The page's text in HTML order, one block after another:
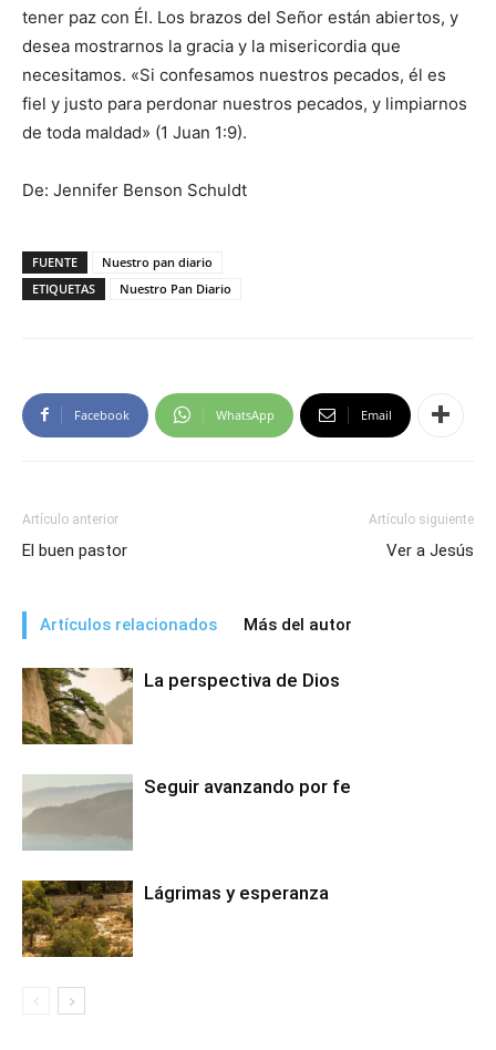
tener paz con Él. Los brazos del Señor están abiertos, y
desea mostrarnos la gracia y la misericordia que
necesitamos. «Si confesamos nuestros pecados, él es
fiel y justo para perdonar nuestros pecados, y limpiarnos
de toda maldad» (1 Juan 1:9).
De: Jennifer Benson Schuldt
FUENTE
Nuestro pan diario
ETIQUETAS
Nuestro Pan Diario
Facebook WhatsApp Email
Artículo anterior
El buen pastor
Artículo siguiente
Ver a Jesús
Artículos relacionados Más del autor
La perspectiva de Dios
Seguir avanzando por fe
Lágrimas y esperanza